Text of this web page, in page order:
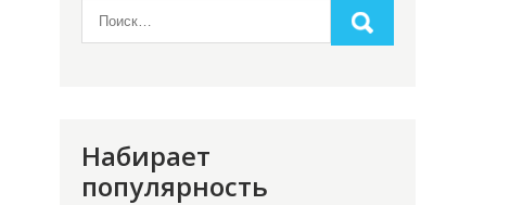
Набирает
популярность